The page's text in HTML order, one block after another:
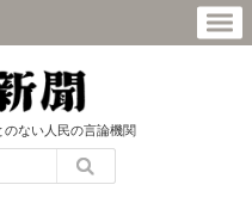
ない人民の言論機関